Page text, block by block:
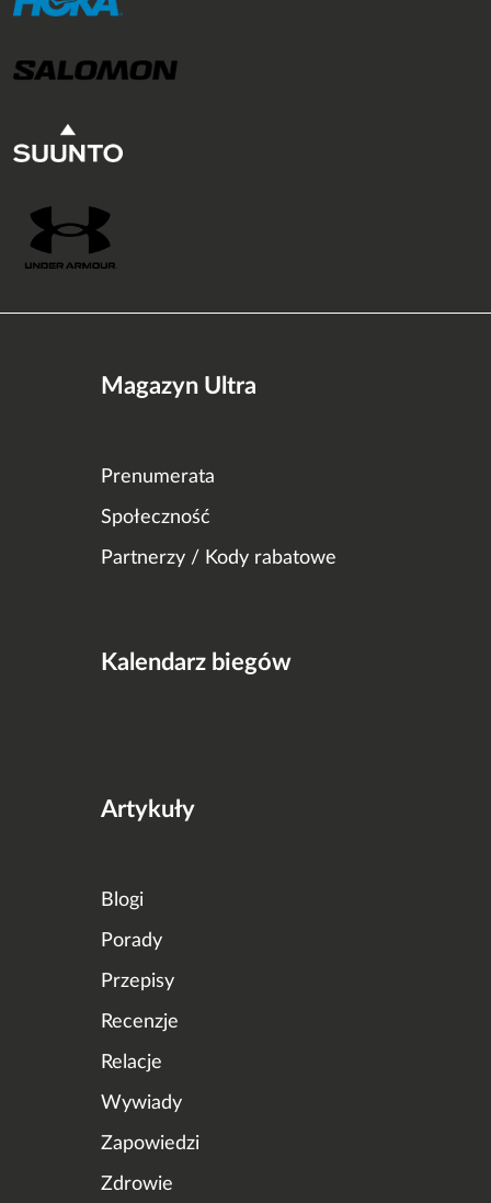
Magazyn Ultra
Prenumerata
Społeczność
Partnerzy / Kody rabatowe
Kalendarz biegów
Artykuły
Blogi
Porady
Przepisy
Recenzje
Relacje
Wywiady
Zapowiedzi
Zdrowie